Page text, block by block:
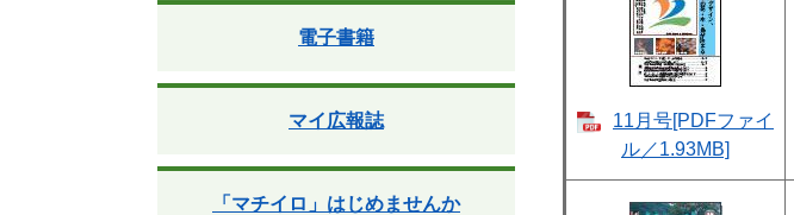
11月号[PDFファイ
ル／1.93MB]
電子書籍
マイ広報誌
「マチイロ」はじめませんか